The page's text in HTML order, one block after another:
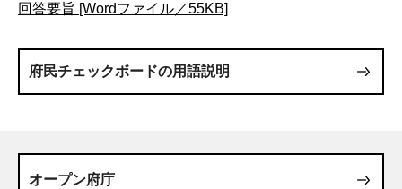
回答要旨 [Wordファイル／55KB]
府民チェックボードの用語説明
オープン府庁